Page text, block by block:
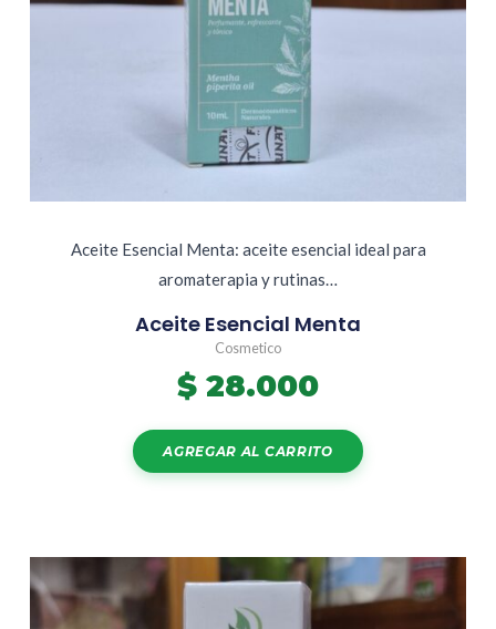
Aceite Esencial Menta: aceite esencial ideal para
aromaterapia y rutinas…
Aceite Esencial Menta
Cosmetico
$ 28.000
AGREGAR AL CARRITO